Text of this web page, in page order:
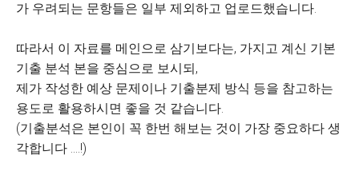
가 우려되는 문항들은 일부 제외하고 업로드했습니다.
따라서 이 자료를 메인으로 삼기보다는, 가지고 계신 기본
기출 분석 본을 중심으로 보시되,
제가 작성한 예상 문제이나 기출분제 방식 등을 참고하는
용도로 활용하시면 좋을 것 같습니다.
(기출분석은 본인이 꼭 한번 해보는 것이 가장 중요하다 생
각합니다 ....!)